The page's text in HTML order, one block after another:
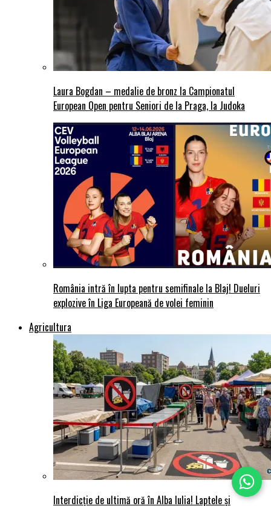
Laura Bogdan – medalie de bronz la Campionatul
European Open pentru Seniori de la Praga, la Judoka
România intră în lupta pentru semifinale la Blaj! Dueluri
explozive în Liga Europeană de volei feminin
Agricultura
Interdicție de ultimă oră în Alba Iulia! Laptele și